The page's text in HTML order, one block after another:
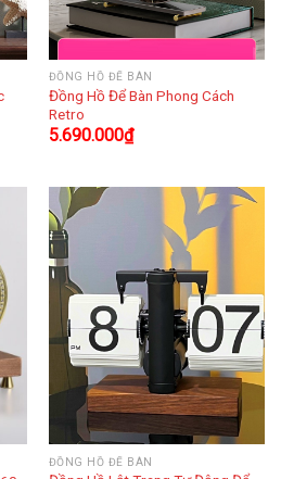
ĐỒNG HỒ ĐỂ BÀN
Đồng Hồ Để Bàn Phong Cách
Retro
5.690.000₫
ĐỒNG HỒ ĐỂ BÀN